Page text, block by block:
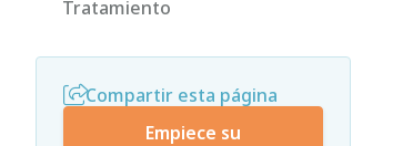
Tratamiento
Compartir esta página
Empiece su